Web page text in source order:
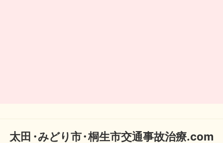
太田・みどり市・桐生市交通事故治療.com